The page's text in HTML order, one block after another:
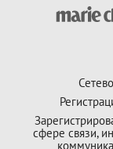
сфере связи,